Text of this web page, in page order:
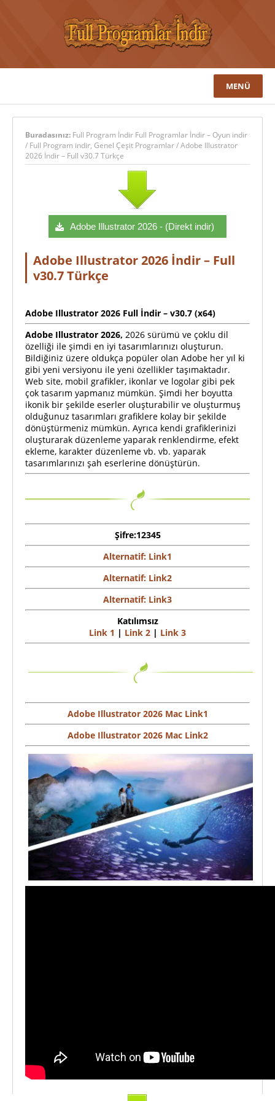
MENÜ
Buradasınız: Full Program İndir Full Programlar İndir – Oyun indir
/ Full Program indir, Genel Çeşit Programlar/Adobe Illustrator
2026 İndir – Full v30.7 Türkçe
Adobe Illustrator 2026 - (Direkt indir)
Adobe Illustrator 2026 İndir – Full
v30.7 Türkçe
Adobe Illustrator 2026 Full İndir – v30.7 (x64)
Adobe Illustrator 2026, 2026 sürümü ve çoklu dil
özelliği ile şimdi en iyi tasarımlarınızı oluşturun.
Bildiğiniz üzere oldukça popüler olan Adobe her yıl ki
gibi yeni versiyonu ile yeni özellikler taşımaktadır.
Web site, mobil grafikler, ikonlar ve logolar gibi pek
çok tasarım yapmanız mümkün. Şimdi her boyutta
ikonik bir şekilde eserler oluşturabilir ve oluşturmuş
olduğunuz tasarımları grafiklere kolay bir şekilde
dönüştürmeniz mümkün. Ayrıca kendi grafiklerinizi
oluşturarak düzenleme yaparak renklendirme, efekt
ekleme, karakter düzenleme vb. vb. yaparak
tasarımlarınızı şah eserlerine dönüştürün.
Şifre:12345
Alternatif: Link1
Alternatif: Link2
Alternatif: Link3
Katılımsız
Link 1 | Link 2 | Link 3
Adobe Illustrator 2026 Mac Link1
Adobe Illustrator 2026 Mac Link2